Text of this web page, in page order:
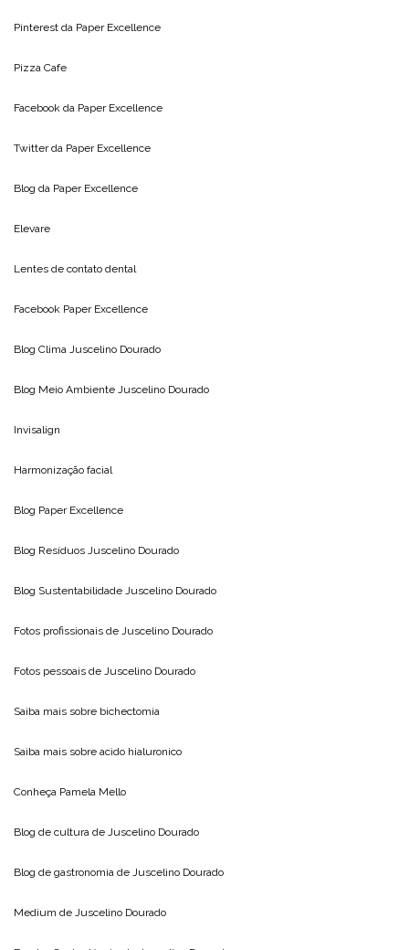
Pinterest da Paper Excellence
Pizza Cafe
Facebook da Paper Excellence
Twitter da Paper Excellence
Blog da Paper Excellence
Elevare
Lentes de contato dental
Facebook Paper Excellence
Blog Clima Juscelino Dourado
Blog Meio Ambiente Juscelino Dourado
Invisalign
Harmonização facial
Blog Paper Excellence
Blog Resíduos Juscelino Dourado
Blog Sustentabilidade Juscelino Dourado
Fotos profissionais de Juscelino Dourado
Fotos pessoais de Juscelino Dourado
Saiba mais sobre bichectomia
Saiba mais sobre acido hialuronico
Conheça Pamela Mello
Blog de cultura de Juscelino Dourado
Blog de gastronomia de Juscelino Dourado
Medium de Juscelino Dourado